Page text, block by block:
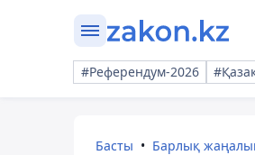
#Референдум-2026
Басты Барлық